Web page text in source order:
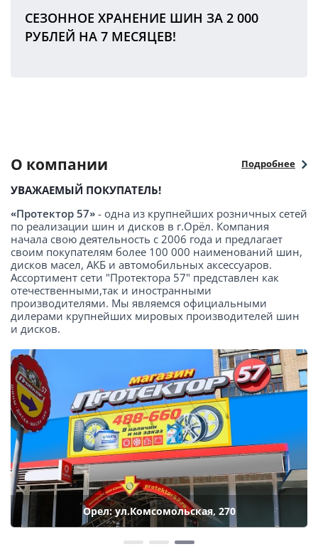
СЕЗОННОЕ ХРАНЕНИЕ ШИН ЗА 2 000
РУБЛЕЙ НА 7 МЕСЯЦЕВ!
О компании Подробнее
Орел: ул.Комсомольская, 270
УВАЖАЕМЫЙ ПОКУПАТЕЛЬ!
«Протектор 57» - одна из крупнейших розничных сетей
по реализации шин и дисков в г.Орёл. Компания
начала свою деятельность с 2006 года и предлагает
своим покупателям более 100 000 наименований шин,
дисков масел, АКБ и автомобильных аксессуаров.
Ассортимент сети "Протектора 57" представлен как
отечественными,так и иностранными
производителями. Мы являемся официальными
дилерами крупнейших мировых производителей шин
и дисков.